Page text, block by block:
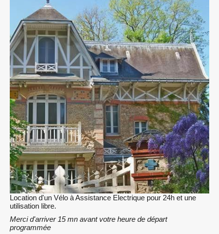
Location d'un Vélo à Assistance Electrique pour 24h et une
utilisation libre.
Merci d'arriver 15 mn avant votre heure de départ
programmée